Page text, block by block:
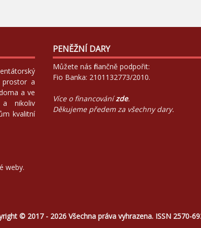
prostor a
a ve
nikoliv
kvalitní
weby.
PENĚŽNÍ DARY
Můžete nás finančně podpořit:
Fio Banka: 2101132773/2010.
Více o financovánízde.
Děkujeme předem za všechny dary.
© 2017 - 2026 Všechna práva vyhrazena. ISSN 2570-